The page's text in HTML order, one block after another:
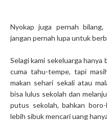
Nyokap juga pernah
jangan pernah lupa untuk
Selagi kami sekeluarga hanya
cuma tahu-tempe, tapi
makan sehari sekali atau
bisa lulus sekolah dan
putus sekolah, bahkan
lebih sibuk mencari uang